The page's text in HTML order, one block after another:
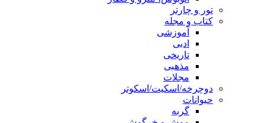
تور و چارتر
کتاب و مجله
آموزشی
ادبی
تاریخی
مذهبی
مجلات
دوچرخه/اسکیت/اسکوتر
حیوانات
گربه